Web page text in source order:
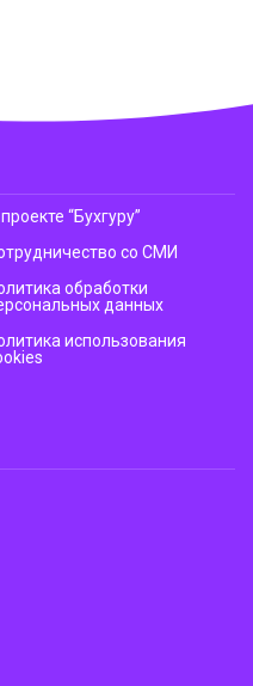
“Бухгуру”
со СМИ
обработки
данных
использования